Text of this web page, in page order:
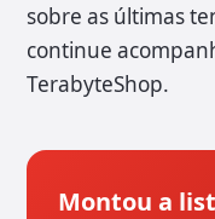
sobre as últimas
continue
TerabyteShop.
Montou a